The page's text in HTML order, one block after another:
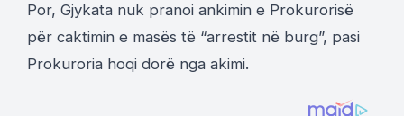
Por, Gjykata nuk pranoi ankimin e Prokurorisë
për caktimin e masës të “arrestit në burg”, pasi
Prokuroria hoqi dorë nga akimi.